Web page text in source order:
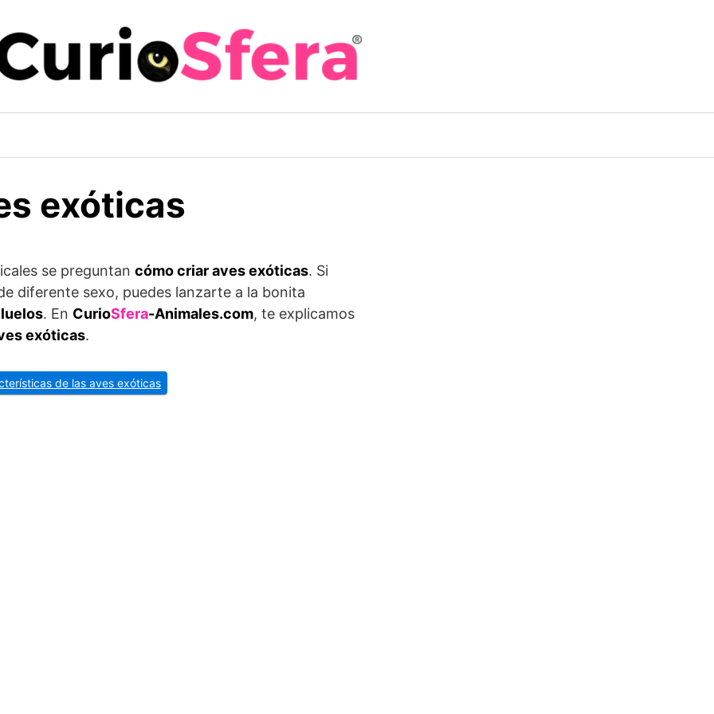
exóticas
se preguntan cómo criar aves exóticas. Si
diferente sexo, puedes lanzarte a la bonita
. En CurioSfera-Animales.com, te explicamos
exóticas.
de las aves exóticas